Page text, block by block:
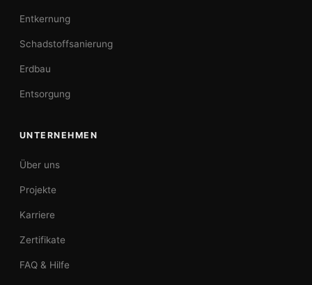
Entkernung
Schadstoffsanierung
Erdbau
Entsorgung
UNTERNEHMEN
Über uns
Projekte
Karriere
Zertifikate
FAQ & Hilfe